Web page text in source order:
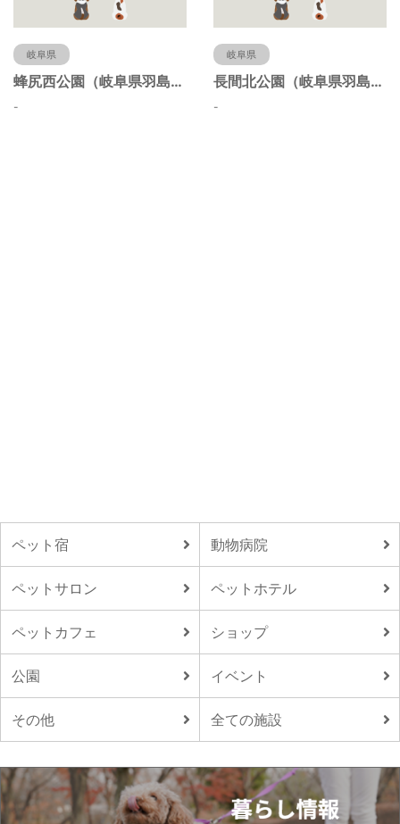
岐阜県
蜂尻西公園（岐阜県羽島市）
-
岐阜県
長間北公園（岐阜県羽島市）
-
ペット宿 動物病院
ペットサロン ペットホテル
ペットカフェ ショップ
公園 イベント
その他 全ての施設